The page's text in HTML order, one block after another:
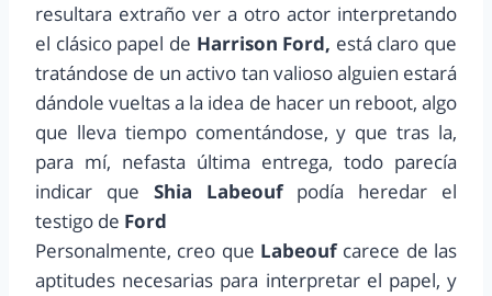
resultara extraño ver a otro actor interpretando
el clásico papel de Harrison Ford, está claro que
tratándose de un activo tan valioso alguien estará
dándole vueltas a la idea de hacer un reboot, algo
que lleva tiempo comentándose, y que tras la,
para mí, nefasta última entrega, todo parecía
indicar que Shia Labeouf podía heredar el
testigo de Ford
Personalmente, creo que Labeoufcarece de las
aptitudes necesarias para interpretar el papel, y